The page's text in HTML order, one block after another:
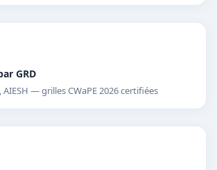
GRD
AIESH — grilles CWaPE 2026 certifiées